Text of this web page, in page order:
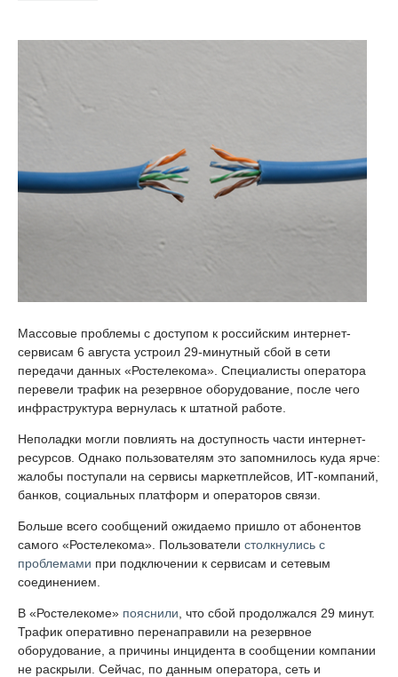
Массовые проблемы с доступом к российским интернет-
сервисам 6 августа устроил 29-минутный сбой в сети
передачи данных «Ростелекома». Специалисты оператора
перевели трафик на резервное оборудование, после чего
инфраструктура вернулась к штатной работе.
Неполадки могли повлиять на доступность части интернет-
ресурсов. Однако пользователям это запомнилось куда ярче:
жалобы поступали на сервисы маркетплейсов, ИТ-компаний,
банков, социальных платформ и операторов связи.
Больше всего сообщений ожидаемо пришло от абонентов
самого «Ростелекома». Пользователи столкнулись с
проблемами при подключении к сервисам и сетевым
соединением.
В «Ростелекоме» пояснили , что сбой продолжался 29 минут.
Трафик оперативно перенаправили на резервное
оборудование, а причины инцидента в сообщении компании
не раскрыли. Сейчас, по данным оператора, сеть и